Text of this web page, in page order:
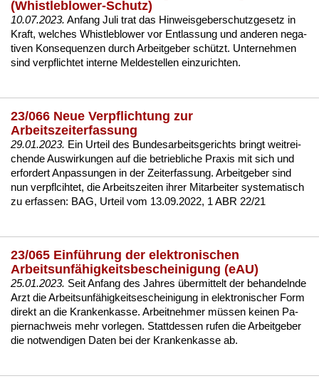
(Whistleblower-Schutz)
10.07.2023. An­fang Ju­li trat das Hin­weis­ge­ber­schutz­ge­setz in
Kraft, wel­ches Whist­leb­lo­wer vor Ent­las­sung und an­de­ren ne­ga­
ti­ven Kon­se­quen­zen durch Ar­beit­ge­ber schützt. Un­ter­neh­men
sind ver­pflich­tet in­ter­ne Mel­de­stel­len ein­zu­rich­ten.
23/066 Neue Verpflichtung zur
Arbeitszeiterfassung
29.01.2023. Ein Ur­teil des Bun­des­ar­beits­ge­richts bringt weit­rei­
chen­de Aus­wir­kun­gen auf die be­trieb­li­che Pra­xis mit sich und
er­for­dert An­pas­sun­gen in der Zeit­er­fas­sung. Ar­beit­ge­ber sind
nun ver­pflcih­tet, die Ar­beits­zei­ten ih­rer Mit­ar­bei­ter sys­te­ma­tisch
zu er­fas­sen: BAG, Ur­teil vom 13.09.2022, 1 ABR 22/21
23/065 Einführung der elektronischen
Arbeitsunfähigkeitsbescheinigung (eAU)
25.01.2023. Seit An­fang des Jah­res über­mit­telt der be­han­deln­de
Arzt die Ar­beits­unfähig­keits­eschei­ni­gung in elek­tro­ni­scher Form
di­rekt an die Kran­ken­kas­se. Ar­beit­neh­mer müssen kei­nen Pa­
pier­nach­weis mehr vor­le­gen. Statt­des­sen ru­fen die Ar­beit­ge­ber
die not­wen­di­gen Da­ten bei der Kran­ken­kas­se ab.